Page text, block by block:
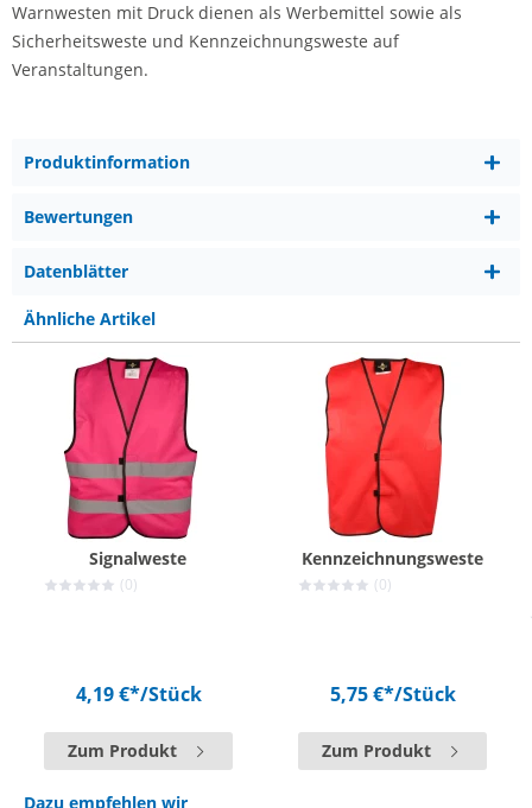
Warnwesten mit Druck dienen als Werbemittel sowie als
Sicherheitsweste und Kennzeichnungsweste auf
Veranstaltungen.
Produktinformation
Bewertungen
Datenblätter
Ähnliche Artikel
Signalweste
(0)
4,19 €*/Stück
Zum Produkt
Kennzeichnungsweste
(0)
5,75 €*/Stück
Zum Produkt
Dazu empfehlen wir